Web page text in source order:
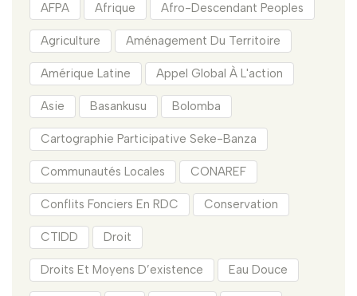
AFPA Afrique Afro-Descendant Peoples
Agriculture Aménagement Du Territoire
Amérique Latine Appel Global À L'action
Asie Basankusu Bolomba
Cartographie Participative Seke-Banza
Communautés Locales CONAREF
Conflits Fonciers En RDC Conservation
CTIDD Droit
Droits Et Moyens D’existence Eau Douce